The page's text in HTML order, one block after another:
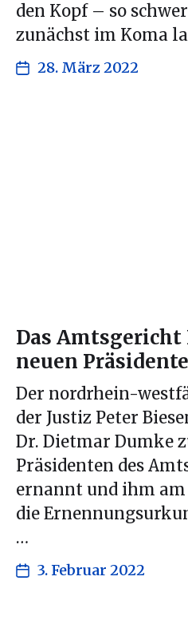
den Kopf – so
zunächst im Koma
28. März 2022
Das
neuen
Der nordrhein-
der Justiz Peter
Dr. Dietmar Dumke
Präsidenten des
ernannt und ihm am
die
…
3. Februar 2022